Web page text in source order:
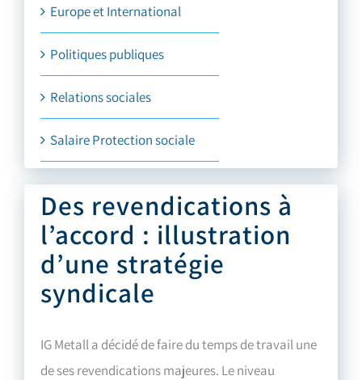
Europe et International
Politiques publiques
Relations sociales
Salaire Protection sociale
Des revendications à
l’accord : illustration
d’une stratégie
syndicale
IG Metall a décidé de faire du temps de travail une
de ses revendications majeures. Le niveau